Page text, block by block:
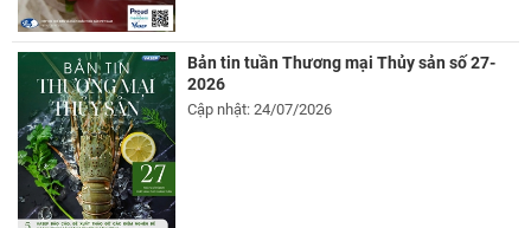
Bản tin tuần Thương mại Thủy sản số 27-
2026
Cập nhật: 24/07/2026